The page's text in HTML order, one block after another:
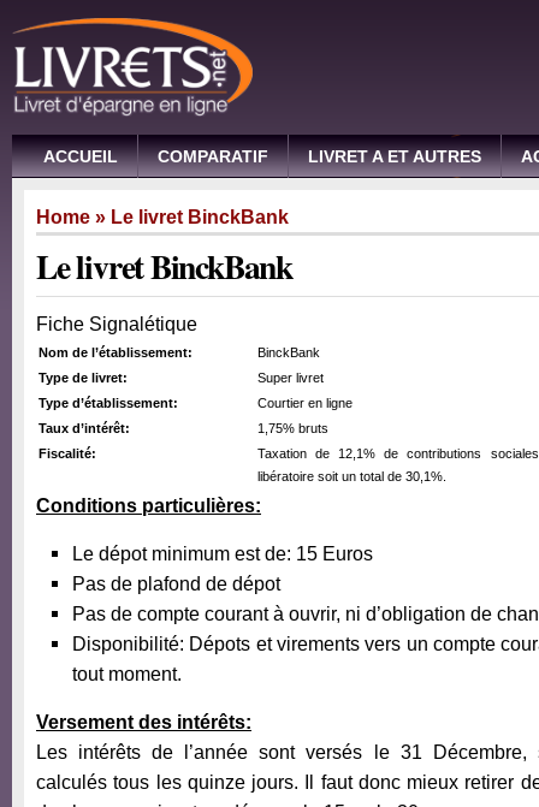
ACCUEIL COMPARATIF LIVRET A ET AUTRES
Home » Le livret BinckBank
Le livret BinckBank
Fiche Signalétique
Nom de l’établissement:
BinckBank
Type de livret:
Super livret
Type d’établissement:
Courtier en ligne
Taux d’intérêt:
1,75% bruts
Fiscalité:
Taxation de 12,1% de contributions
libératoire soit un total de 30,1%.
Conditions particulières:
Le dépot minimum est de: 15 Euros
Pas de plafond de dépot
Pas de compte courant à ouvrir, ni d’obligation de
Disponibilité: Dépots et virements vers un compte
tout moment.
Versement des intérêts:
Les intérêts de l’année sont versés le 31 Décembre,
calculés tous les quinze jours. Il faut donc mieux retirer